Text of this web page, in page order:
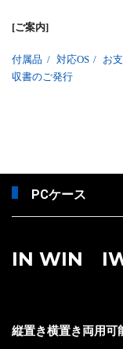
[ご案内]
付属品 / 対応OS / お
収書のご発行
PCケース
IN WIN
縦置き横置き両用